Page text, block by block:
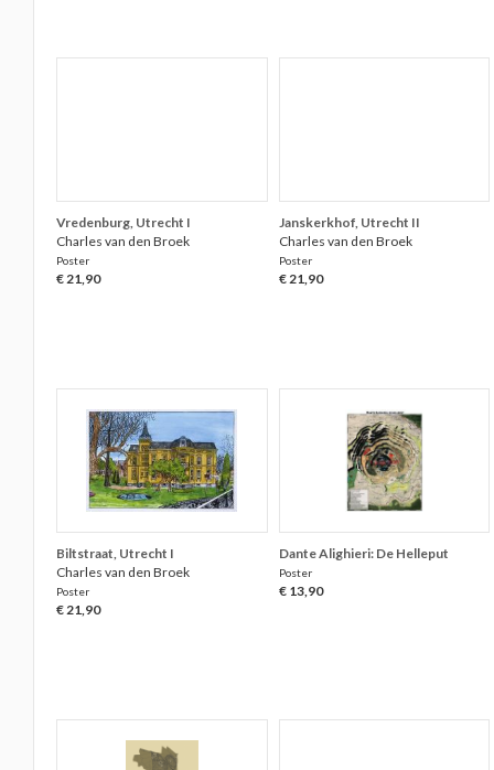
Vredenburg, Utrecht I
Charles van den Broek
Poster
€ 21,90
Janskerkhof, Utrecht II
Charles van den Broek
Poster
€ 21,90
Biltstraat, Utrecht I
Charles van den Broek
Poster
€ 21,90
Dante Alighieri: De Helleput
Poster
€ 13,90